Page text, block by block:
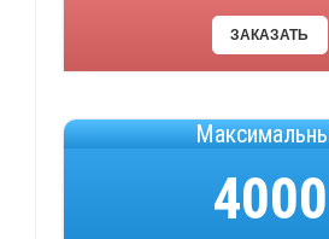
ЗАКАЗАТЬ
4000